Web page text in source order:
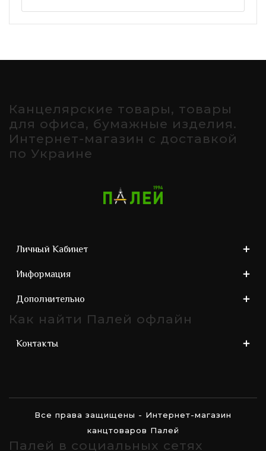
Канцелярские товары, товары
для офиса, бумажные изделия.
Интернет-магазин с доставкой
по Украине
Личный Кабинет
Информация
Дополнительно
Как найти Палей офлайн
Контакты
Все права защищены - Интернет-магазин
канцтоваров Палей
Палей в социальных сетях